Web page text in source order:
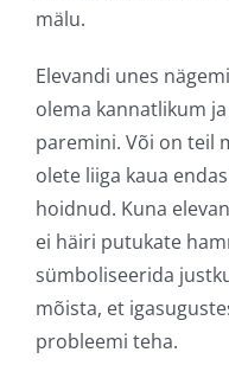
mälu.
Elevandi unes
olema kannatlikum
paremini. Või on teil
olete liiga kaua
hoidnud. Kuna
ei häiri putukate
sümboliseerida
mõista, et
probleemi teha.